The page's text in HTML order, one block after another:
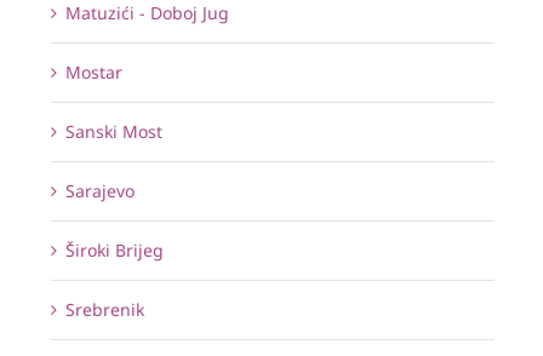
Matuzići - Doboj Jug
Mostar
Sanski Most
Sarajevo
Široki Brijeg
Srebrenik